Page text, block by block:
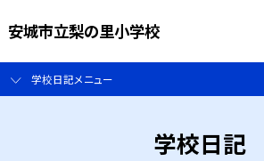
安城市立梨の里小学校
学校日記メニュー
学校日記